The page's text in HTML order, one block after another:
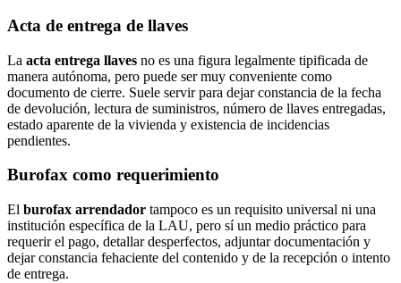
Acta de entrega de llaves
La acta entrega llaves no es una figura legalmente tipificada de
manera autónoma, pero puede ser muy conveniente como
documento de cierre. Suele servir para dejar constancia de la fecha
de devolución, lectura de suministros, número de llaves entregadas,
estado aparente de la vivienda y existencia de incidencias
pendientes.
Burofax como requerimiento
El burofax arrendador tampoco es un requisito universal ni una
institución específica de la LAU, pero sí un medio práctico para
requerir el pago, detallar desperfectos, adjuntar documentación y
dejar constancia fehaciente del contenido y de la recepción o intento
de entrega.